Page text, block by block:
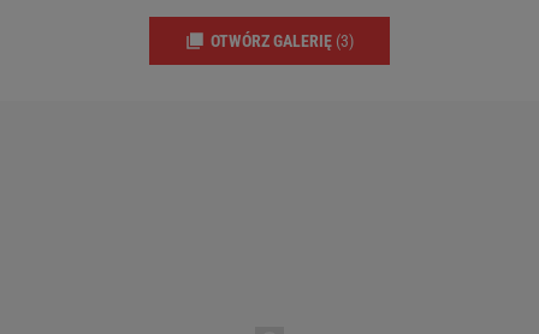
OTWÓRZ GALERIĘ (3)